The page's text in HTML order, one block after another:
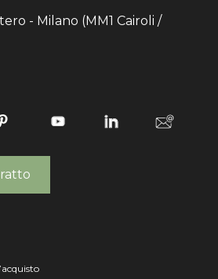
- Milano (MM1 Cairoli /